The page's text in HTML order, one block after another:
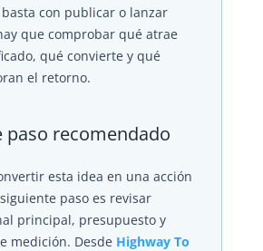
con publicar o lanzar
que comprobar qué atrae
qué convierte y qué
el retorno.
paso recomendado
esta idea en una acción
paso es revisar
principal, presupuesto y
medición. Desde Highway To